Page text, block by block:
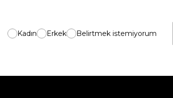
Kadın Erkek Belirtmek istemiyorum